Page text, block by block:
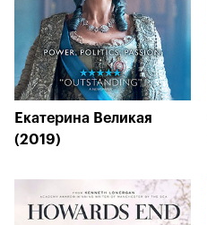
Екатерина Великая
(2019)